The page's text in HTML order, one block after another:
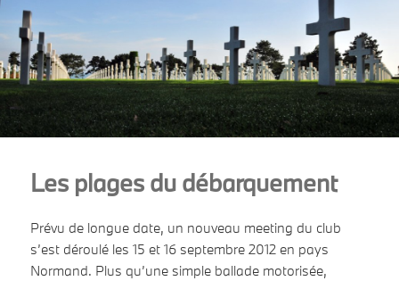
Les plages du débarquement
Prévu de longue date, un nouveau meeting du club
s’est déroulé les 15 et 16 septembre 2012 en pays
Normand. Plus qu’une simple ballade motorisée,